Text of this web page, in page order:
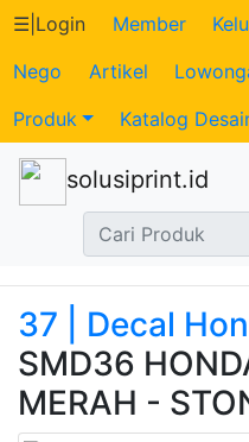
Katalog
Produk
Petugas
Transaksi
Tagihan
Berjalan
☰ Login Member
Nego
Artikel
Produk
Katalog
solusiprint.id
37 | Decal
SMD36
MERAH -